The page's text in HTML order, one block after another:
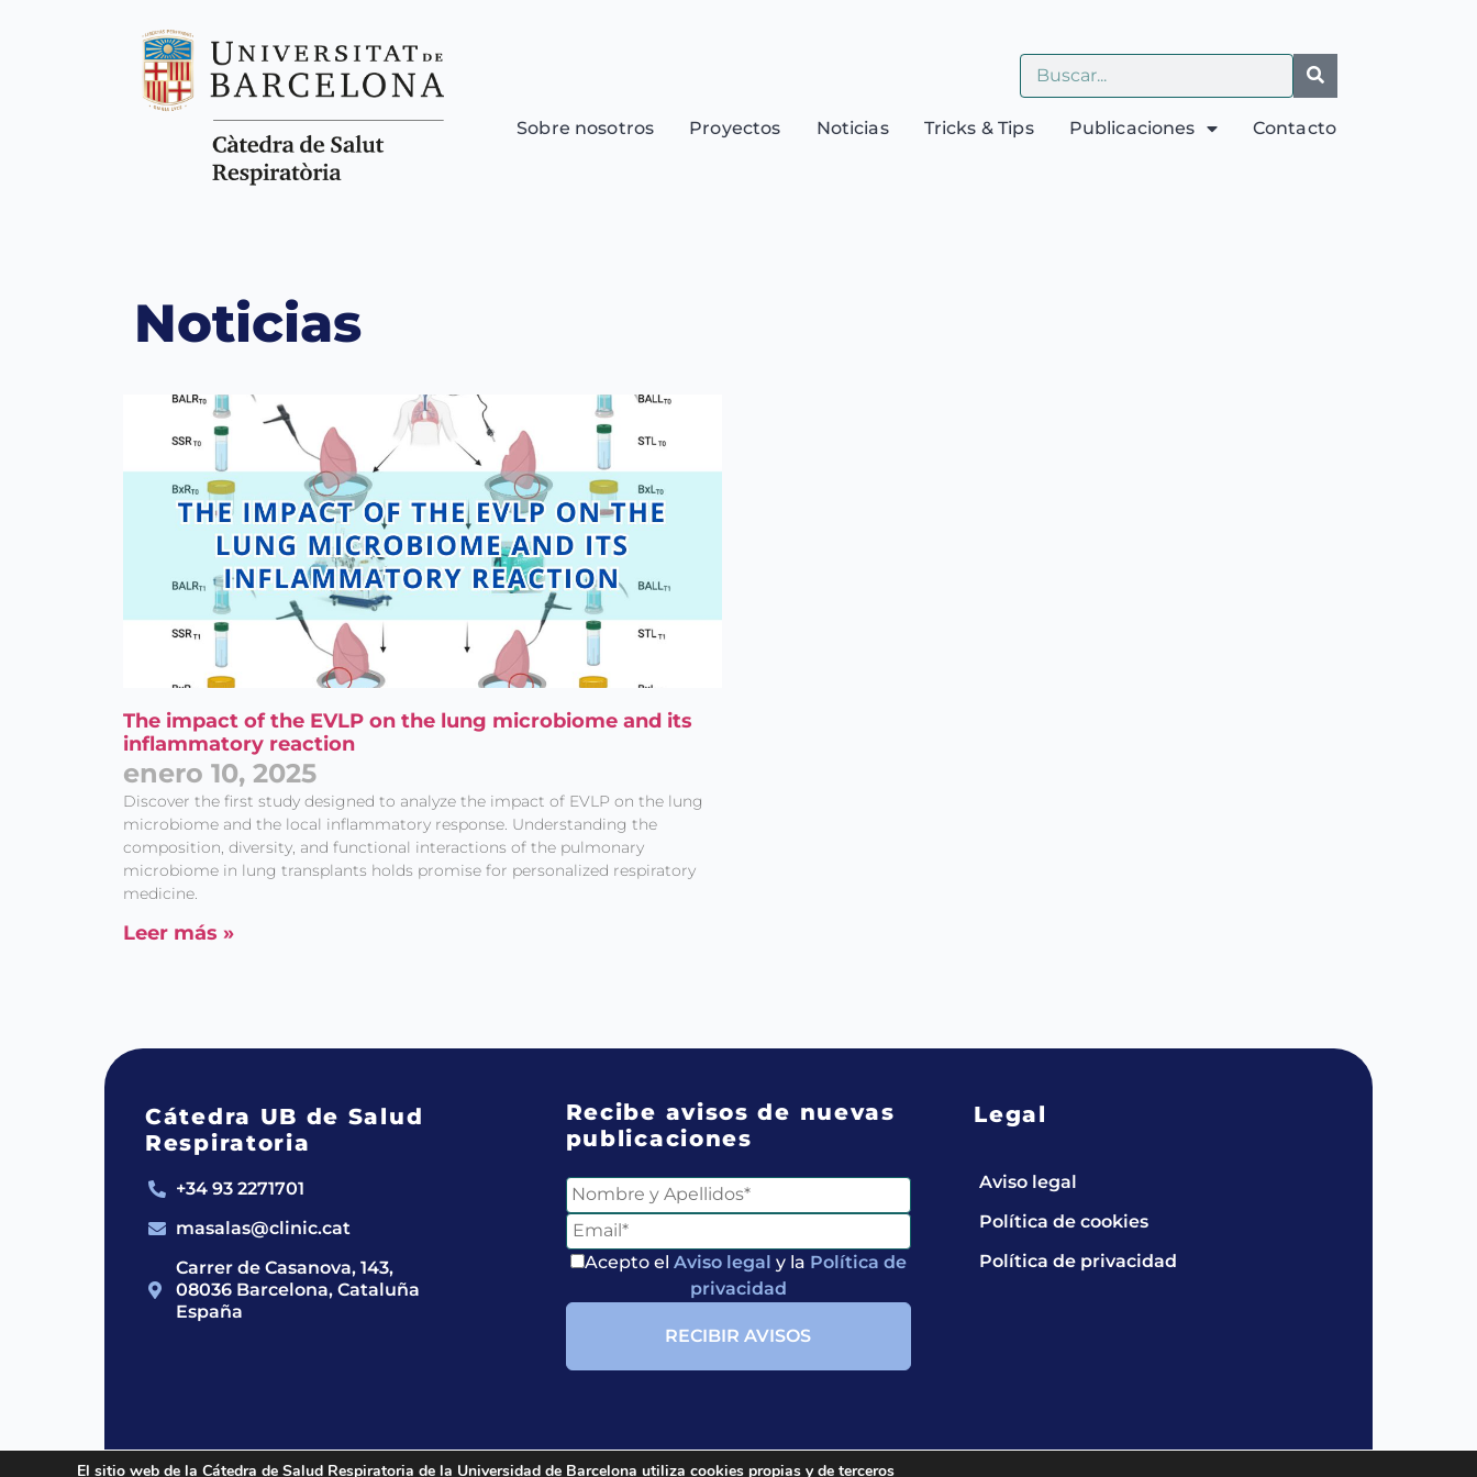
Sobre nosotros Proyectos Noticias Tricks & Tips Publicaciones Contacto
Noticias
The impact of the EVLP on the lung microbiome and its
inflammatory reaction
enero 10, 2025
Discover the first study designed to analyze the impact of EVLP on the lung
microbiome and the local inflammatory response. Understanding the
composition, diversity, and functional interactions of the pulmonary
microbiome in lung transplants holds promise for personalized respiratory
medicine.
Leer más »
Cátedra UB de Salud
Respiratoria
+34 93 2271701
masalas@clinic.cat
Carrer de Casanova, 143,
08036 Barcelona, Cataluña
España
Recibe avisos de nuevas
publicaciones
Acepto el Aviso legal y la Política de
privacidad
Legal
Aviso legal
Política de cookies
Política de privacidad
El sitio web de la Cátedra de Salud Respiratoria de la Universidad de Barcelona utiliza cookies propias y de terceros